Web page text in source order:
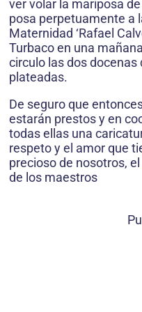
ver volar la mariposa
posa perpetuamente a
Maternidad ‘Rafael
Turbaco en una
circulo las dos docenas
plateadas.
De seguro que
estarán prestos y en
todas ellas una
respeto y el amor que
precioso de nosotros,
de los maestros